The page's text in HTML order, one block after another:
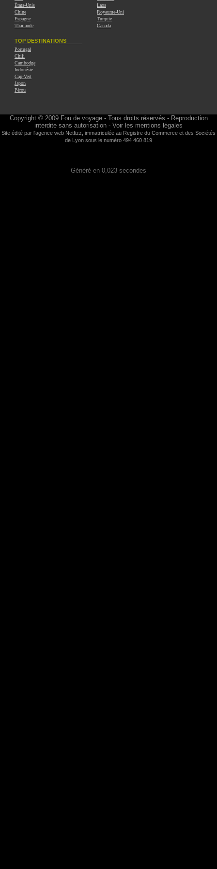
États-Unis
Chine
Espagne
Thaïlande
Laos
Royaume-Uni
Turquie
Canada
TOP DESTINATIONS
Portugal
Chili
Cambodge
Indonésie
Cap-Vert
Japon
Pérou
Copyright © 2009 Fou de voyage- Tous droits réservés - Reproduction
interdite sans autorisation - Voir les mentions légales
Site édité par l'agence web Netfizz , immatriculée au Registre du Commerce et des Sociétés
de Lyon sous le numéro 494 460 819
Généré en 0,023 secondes